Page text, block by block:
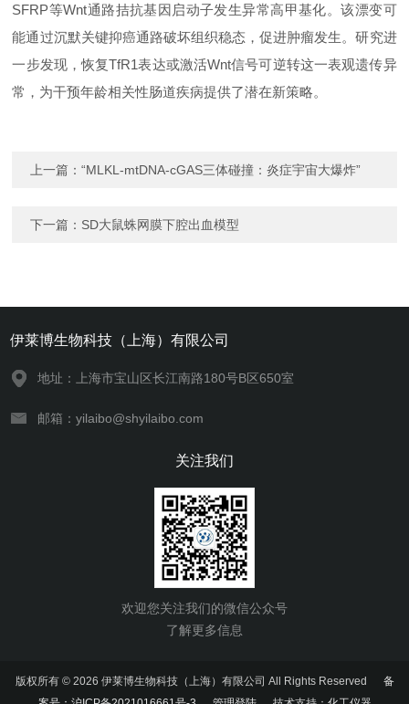
SFRP等Wnt通路拮抗基因启动子发生异常高甲基化。该漂变可
能通过沉默关键抑癌通路破坏组织稳态，促进肿瘤发生。研究进
一步发现，恢复TfR1表达或激活Wnt信号可逆转这一表观遗传异
常，为干预年龄相关性肠道疾病提供了潜在新策略。
上一篇：“MLKL-mtDNA-cGAS三体碰撞：炎症宇宙大爆炸”
下一篇： SD大鼠蛛网膜下腔出血模型
伊莱博生物科技（上海）有限公司
地址：上海市宝山区长江南路180号B区650室
邮箱：yilaibo@shyilaibo.com
关注我们
欢迎您关注我们的微信公众号
了解更多信息
版权所有 © 2026 伊莱博生物科技（上海）有限公司 All Rights Reserved 备